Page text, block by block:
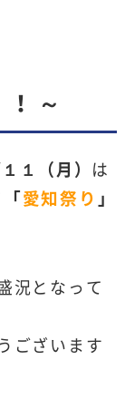
～
１（月） は
「 愛知祭り 」
況となって
ございます